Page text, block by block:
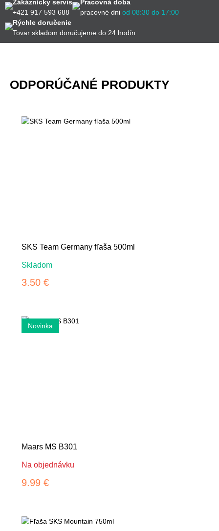
Zákáznícky servis
+421 917 593 688
Pracovná doba
pracovné dni od 08:30 do 17:00
Rýchle doručenie
Tovar skladom doručujeme do 24 hodín
ODPORÚČANÉ PRODUKTY
SKS Team Germany fľaša 500ml
Skladom
3.50 €
Maars MS B301
Na objednávku
9.99 €